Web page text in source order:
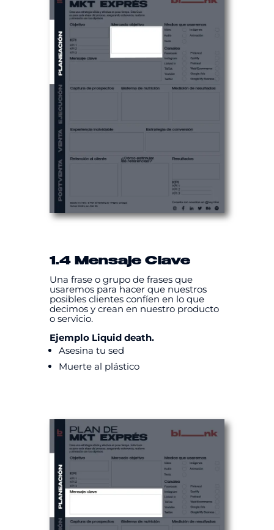
1.4 Mensaje Clave
Una frase o grupo de frases que
usaremos para hacer que nuestros
posibles clientes confíen en lo que
decimos y crean en nuestro producto
o servicio.
Ejemplo Liquid death.
Asesina tu sed
Muerte al plástico